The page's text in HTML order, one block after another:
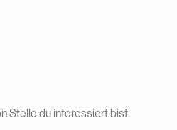
Stelle du interessiert bist.